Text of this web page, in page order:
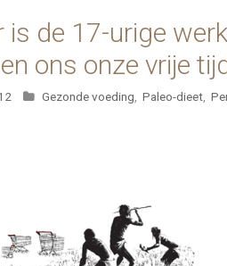
is de 17-urige
ons onze vrije
Categorieën
Gezonde voeding, Paleo-dieet,